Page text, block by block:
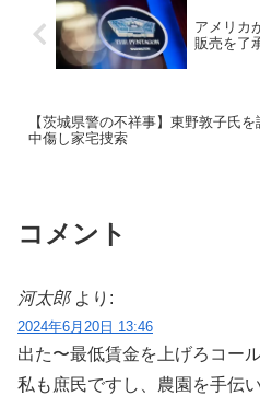
アメリカ
販売を了
【茨城県警の不祥事】東野敦子氏を
中傷し家宅捜索
コメント
河太郎 より:
2024年6月20日 13:46
出た〜最低賃金を上げろコール
私も庶民ですし、農園を手伝